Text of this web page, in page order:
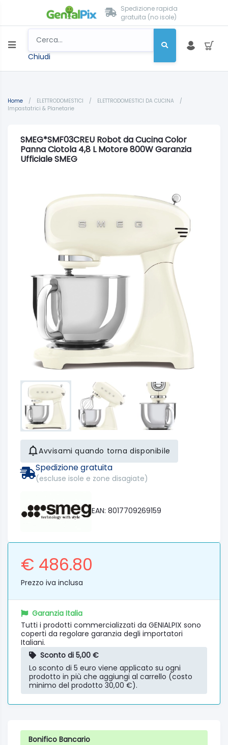
Spedizione rapida
gratuita (no isole)
Chiudi
Home / ELETTRODOMESTICI / ELETTRODOMESTICI DA CUCINA
/
Impastatrici & Planetarie
SMEG*SMF03CREU Robot da Cucina Color
Panna Ciotola 4,8 L Motore 800W Garanzia
Ufficiale SMEG
Avvisami quando torna disponibile
Spedizione gratuita
(escluse isole e zone disagiate)
EAN: 8017709269159
€ 486.80
Prezzo iva inclusa
Garanzia Italia
Tutti i prodotti commercializzati da GENIALPIX sono
coperti da regolare garanzia degli importatori
Italiani.
Sconto di 5,00 €
Lo sconto di 5 euro viene applicato su ogni
prodotto in più che aggiungi al carrello (costo
minimo del prodotto 30,00 €).
Bonifico Bancario